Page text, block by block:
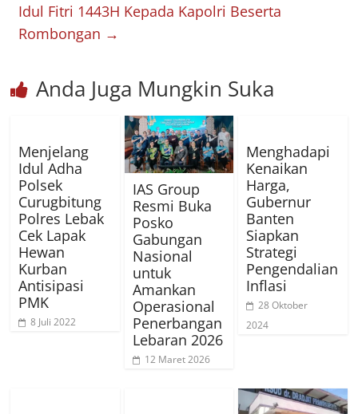
Idul Fitri 1443H Kepada Kapolri Beserta
Rombongan →
Anda Juga Mungkin Suka
Menjelang
Idul Adha
Polsek
Curugbitung
Polres Lebak
Cek Lapak
Hewan
Kurban
Antisipasi
PMK
8 Juli 2022
IAS Group
Resmi Buka
Posko
Gabungan
Nasional
untuk
Amankan
Operasional
Penerbangan
Lebaran 2026
12 Maret 2026
Menghadapi
Kenaikan
Harga,
Gubernur
Banten
Siapkan
Strategi
Pengendalian
Inflasi
28 Oktober
2024